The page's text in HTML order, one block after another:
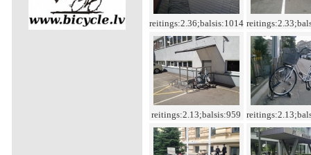
reitings:2.36;balsis:1014
reitings:2.13;balsis:959